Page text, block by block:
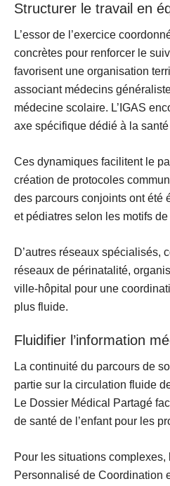
Structurer le travail en
L’essor de l’exercice
concrètes pour renforcer le
favorisent une organisation
associant médecins
médecine scolaire. L’IGAS
axe spécifique dédié à la santé
Ces dynamiques facilitent le
création de protocoles
des parcours conjoints ont été
et pédiatres selon les motifs
D’autres réseaux spécialisés,
réseaux de périnatalité,
ville-hôpital pour une
plus fluide.
Fluidifier l’information
La continuité du parcours de
partie sur la circulation fluide
Le Dossier Médical Partagé
de santé de l’enfant pour les
Pour les situations
Personnalisé de Coordination